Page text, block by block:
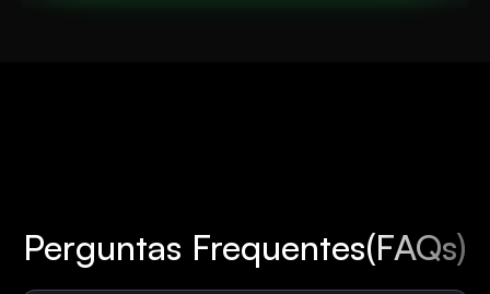
Perguntas Frequentes(FAQs)